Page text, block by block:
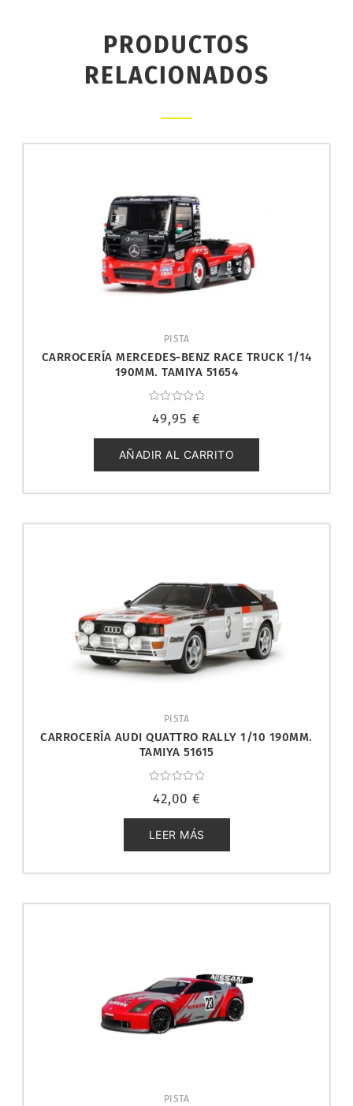
PRODUCTOS
RELACIONADOS
PISTA
CARROCERÍA MERCEDES-BENZ RACE TRUCK 1/14
190MM. TAMIYA 51654
con
de
5
49,95 €
AÑADIR AL CARRITO
PISTA
CARROCERÍA AUDI QUATTRO RALLY 1/10 190MM.
TAMIYA 51615
con
de
5
42,00 €
LEER MÁS
PISTA